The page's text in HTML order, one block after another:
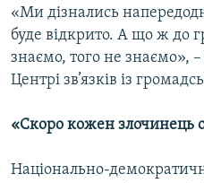
«Ми дізнались
буде відкрито. А що ж до
знаємо, того не знаємо»,
Центрі зв’язків із
«Скоро кожен злочинець
Національно-